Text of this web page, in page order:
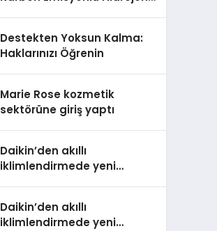
Aldı
Destekten Yoksun Kalma:
Haklarınızı Öğrenin
Marie Rose kozmetik
sektörüne giriş yaptı
Daikin’den akıllı
iklimlendirmede yeni
Daikin’den akıllı
iklimlendirmede yeni